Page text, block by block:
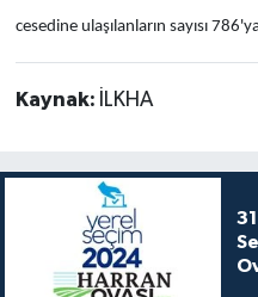
cesedine ulaşılanların sayısı
Kaynak: İLKHA